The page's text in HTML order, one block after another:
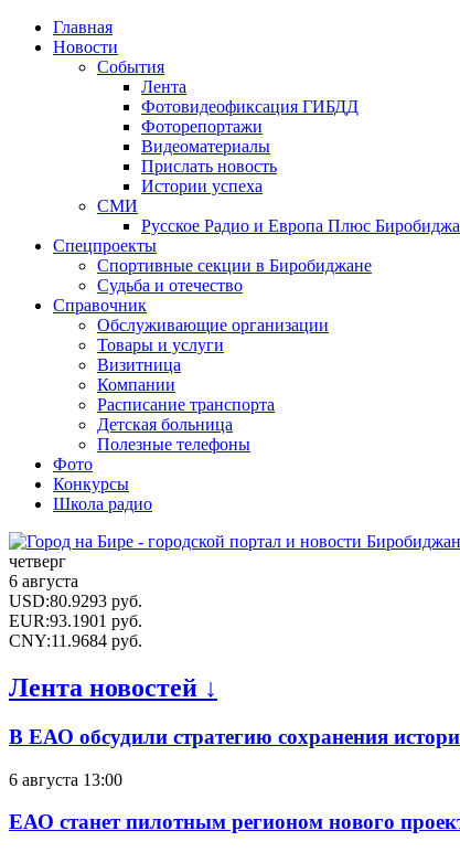
Главная
Новости
События
Лента
Фотовидеофиксация ГИБДД
Фоторепортажи
Видеоматериалы
Прислать новость
Истории успеха
СМИ
Русское Радио и Европа Плюс
Спецпроекты
Спортивные секции в Биробиджане
Судьба и отечество
Справочник
Обслуживающие организации
Товары и услуги
Визитница
Компании
Расписание транспорта
Детская больница
Полезные телефоны
Фото
Конкурсы
Школа радио
четверг
6 августа
USD:80.9293 руб.
EUR:93.1901 руб.
CNY:11.9684 руб.
Лента новостей ↓
В ЕАО обсудили стратегию сохранения
6 августа 13:00
ЕАО станет пилотным регионом нового